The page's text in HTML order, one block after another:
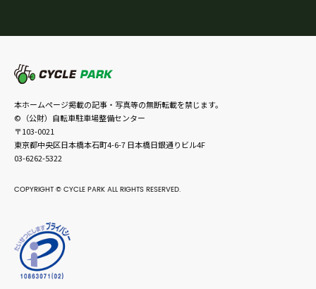
本ホームページ掲載の記事・写真等の無断転載を禁じます。
©（公財）自転車駐車場整備センター
〒103-0021
東京都中央区日本橋本石町4-6-7 日本橋日銀通りビル4F
03-6262-5322
COPYRIGHT © CYCLE PARK ALL RIGHTS RESERVED.